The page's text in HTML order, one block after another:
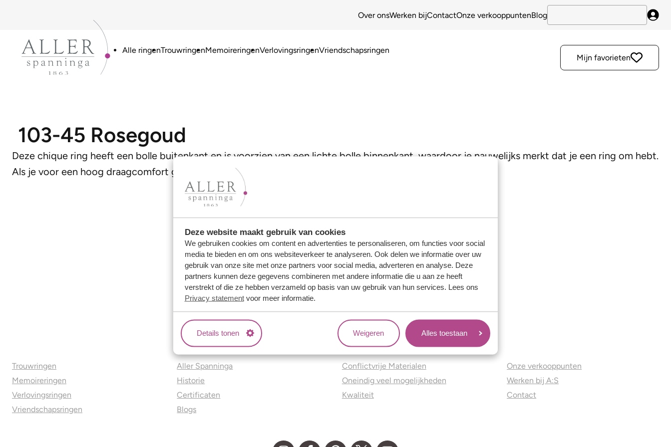
Deze website maakt gebruik van cookies
We gebruiken cookies om content en advertenties te personaliseren, om functies voor social
media te bieden en om ons websiteverkeer te analyseren. Ook delen we informatie over uw
gebruik van onze site met onze partners voor social media, adverteren en analyse. Deze
partners kunnen deze gegevens combineren met andere informatie die u aan ze heeft
verstrekt of die ze hebben verzameld op basis van uw gebruik van hun services. Lees ons
Privacy statementvoor meer informatie.
Details tonen Weigeren Alles toestaan
Over onsWerken bijContactOnze verkooppuntenBlog
Alle ringenTrouwringenMemoireringenVerlovingsringenVriendschapsringen
Mijn favorieten
103-45 Rosegoud
Deze chique ring heeft een bolle buitenkant en is voorzien van een lichte bolle binnenkant, waardoor je nauwelijks merkt dat je een ring om hebt.
Als je voor een hoog draagcomfort gaat is dit jouw model!
Trouwringen
Memoireringen
Verlovingsringen
Vriendschapsringen
Over ons
Aller Spanninga
Historie
Certificaten
Blogs
Jouw voordelen
Conflictvrije Materialen
Oneindig veel mogelijkheden
Kwaliteit
Onze verkooppunten
Werken bij A:S
Contact